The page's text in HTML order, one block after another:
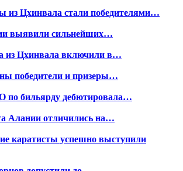
из Цхинвала стали победителями…
выявили сильнейших…
из Цхинвала включили в…
победители и призеры…
бильярду дебютировала…
Алании отличились на…
каратисты успешно выступили